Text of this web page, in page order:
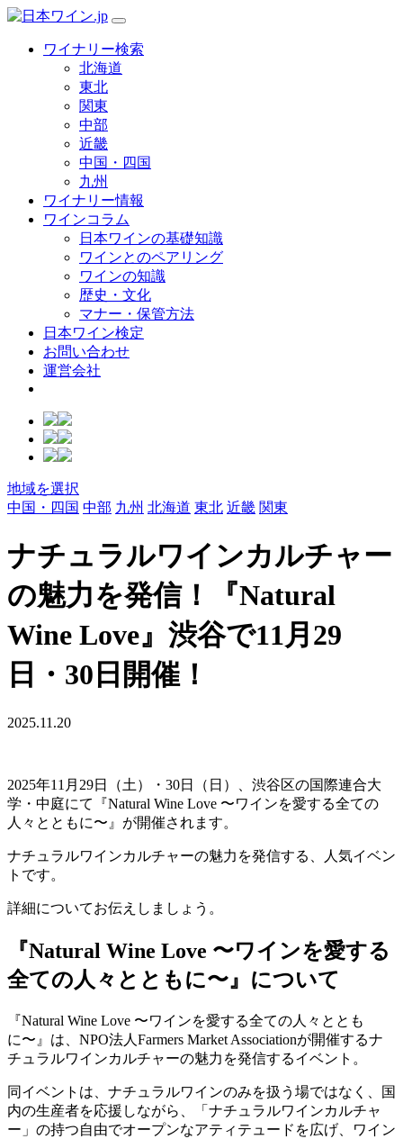
ワイナリー検索
北海道
東北
関東
中部
近畿
中国・四国
九州
ワイナリー情報
ワインコラム
日本ワインの基礎知識
ワインとのペアリング
ワインの知識
歴史・文化
マナー・保管方法
日本ワイン検定
お問い合わせ
運営会社
地域を選択
中国・四国 中部 九州 北海道 東北 近畿 関東
ナチュラルワインカルチャー
の魅力を発信！『Natural
Wine Love』渋谷で11月29
日・30日開催！
2025.11.20
2025年11月29日（土）・30日（日）、渋谷区の国際連合大
学・中庭にて『Natural Wine Love 〜ワインを愛する全ての
人々とともに〜』が開催されます。
ナチュラルワインカルチャーの魅力を発信する、人気イベン
トです。
詳細についてお伝えしましょう。
『Natural Wine Love 〜ワインを愛する
全ての人々とともに〜』について
『Natural Wine Love 〜ワインを愛する全ての人々ととも
に〜』は、NPO法人Farmers Market Associationが開催するナ
チュラルワインカルチャーの魅力を発信するイベント。
同イベントは、ナチュラルワインのみを扱う場ではなく、国
内の生産者を応援しながら、「ナチュラルワインカルチャ
ー」の持つ自由でオープンなアティテュードを広げ、ワイン